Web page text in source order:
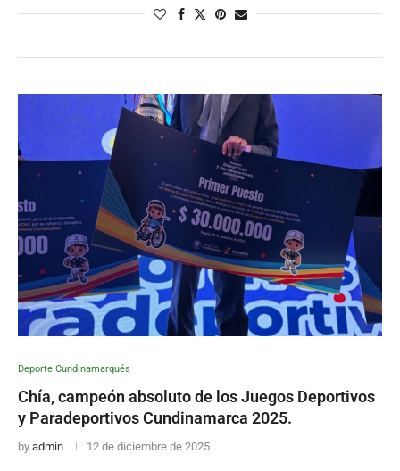
Deporte Cundinamarqués
Chía, campeón absoluto de los Juegos Deportivos
y Paradeportivos Cundinamarca 2025.
by admin 12 de diciembre de 2025